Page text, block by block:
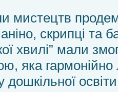
мистецтв
скрипці та
хвилі” мали
яка гармонійно
дошкільної